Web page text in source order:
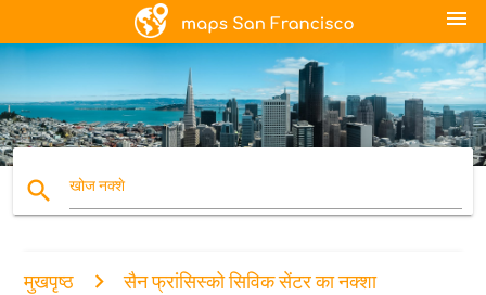
menu
search खोज नक्शे
मुखपृष्ठ सैन फ्रांसिस्को सिविक सेंटर का नक्शा